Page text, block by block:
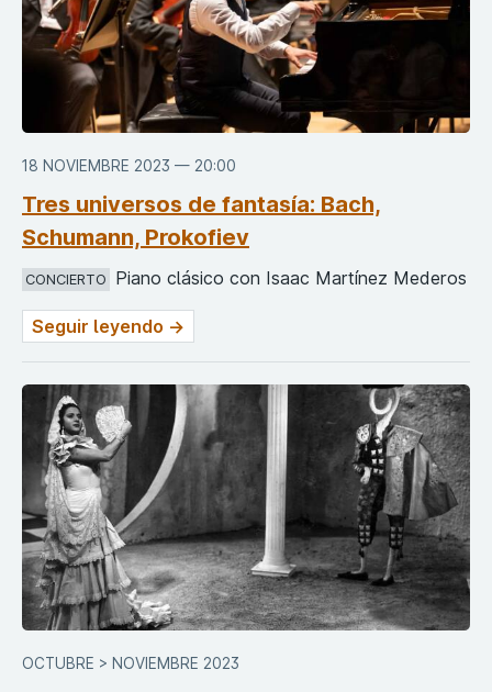
18 NOVIEMBRE 2023 — 20:00
Tres universos de fantasía: Bach,
Schumann, Prokofiev
CONCIERTO Piano clásico con Isaac Martínez Mederos
Seguir leyendo →
OCTUBRE > NOVIEMBRE 2023